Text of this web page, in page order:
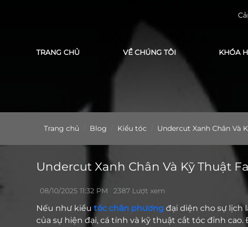
Cảm ơn bạn đã
TRANG CHỦ VỀ CHÚNG TÔI KHÓA
Trang chủ Blog Kiểu tóc Undercut Xanh Chân Và
Undercut Xanh Chân Và Kỹ Thuật
08/10/2025 11:32 PM 2387 Lượt xem
Nếu như kiểu tóc chân phương đại diện cho sự lịch
của sự hiện đại, cá tính và kỹ thuật cắt tóc đỉnh